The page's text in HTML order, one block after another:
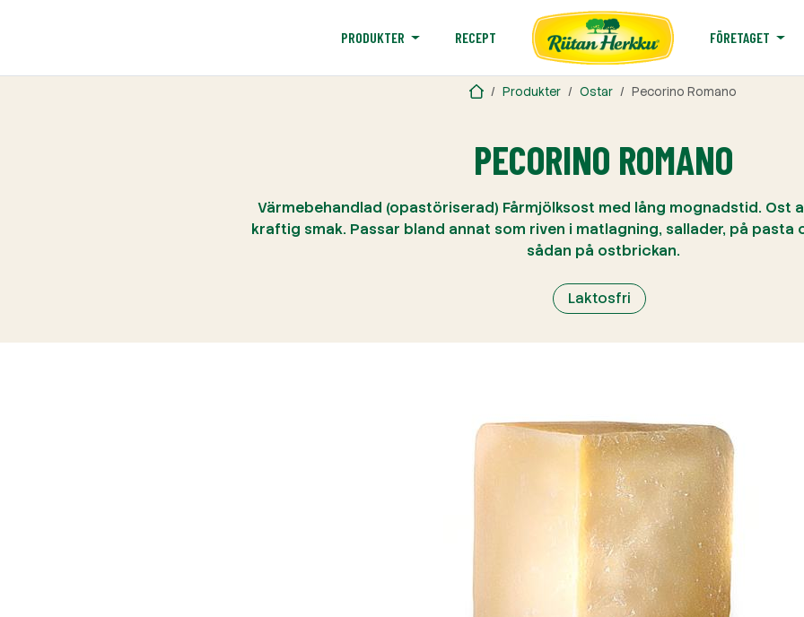
PRODUKTER RECEPT FÖRETAGET
Produkter Ostar Pecorino Romano
PECORINO ROMANO
Värmebehandlad (opastöriserad) Fårmjölksost med lång mognadstid. Ost
kraftig smak. Passar bland annat som riven i matlagning, sallader, på
sådan på ostbrickan.
Laktosfri